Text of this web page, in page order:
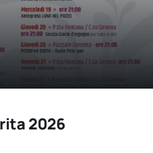
2026